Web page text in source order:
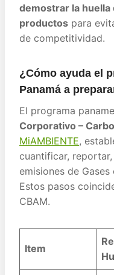
demostrar la huella
productos para
de competitividad.
¿Cómo ayuda el
Panamá a
El programa
Corporativo –
MiAMBIENTE,
cuantificar,
emisiones de
Estos pasos
CBAM.
Item